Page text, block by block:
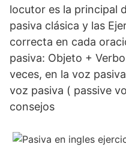
locutor es la principal
pasiva clásica y las
correcta en cada
pasiva: Objeto +
veces, en la voz
voz pasiva ( passive
consejos